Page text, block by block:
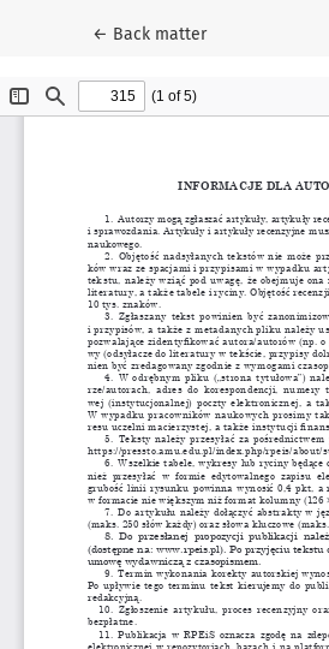
← Wróć do szczegółów artykułu
Back matter